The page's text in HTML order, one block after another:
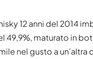
12 anni del 2014
49,9%, maturato in
nel gusto a un’altra